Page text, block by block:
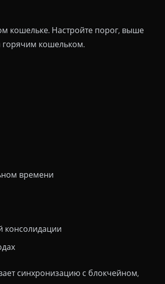
кошельке. Настройте порог, выше
горячим кошельком.
времени
консолидации
синхронизацию с блокчейном,